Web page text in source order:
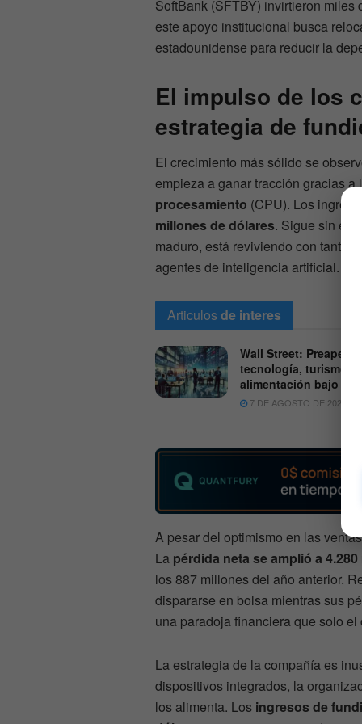
SoftBank (SFTBY) invirtieron
este apoyo institucional busca
estadounidense para reducir la
El impulso de los
estrategia de
El crecimiento más sólido se
empieza a ganar tracción gracias a
procesamiento (CPU). Los
millones de dólares. Sigue sin
maduro, está reviviendo con tanta
agentes de inteligencia artificial.
Articulosde interes
Wall Street:
tecnología, turismo y
alimentación bajo
7 DE AGOSTO DE 2026
A pesar del optimismo en las
La pérdida neta se amplió a
los 887 millones del año anterior.
dispararse en bolsa mientras sus
una paradoja financiera que solo
La estrategia de la compañía es
dispositivos integrados, la
los alimenta. Los ingresos de